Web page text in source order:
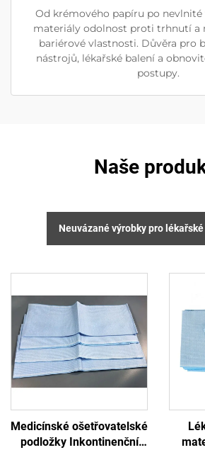
Od krémového papíru po nevlnité
materiály odolnost proti trhnutí a
bariérové vlastnosti. Důvěra pro
nástrojů, lékařské balení a
postupy.
Naše
Neuvázané výrobky pro
Medicínské ošetřovatelské
podložky Inkontinenční